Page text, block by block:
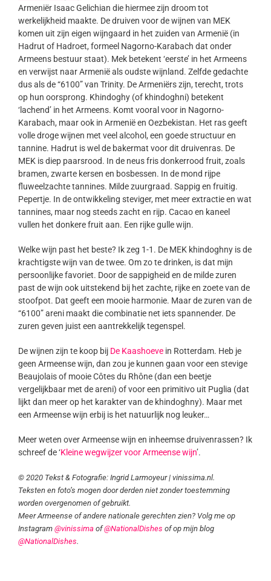
Armeniër Isaac Gelichian die hiermee zijn droom tot
werkelijkheid maakte. De druiven voor de wijnen van MEK
komen uit zijn eigen wijngaard in het zuiden van Armenië (in
Hadrut of Hadroet, formeel Nagorno-Karabach dat onder
Armeens bestuur staat). Mek betekent ‘eerste’ in het Armeens
en verwijst naar Armenië als oudste wijnland. Zelfde gedachte
dus als de “6100” van Trinity. De Armeniërs zijn, terecht, trots
op hun oorsprong. Khindoghy (of khindoghni) betekent
‘lachend’ in het Armeens. Komt vooral voor in Nagorno-
Karabach, maar ook in Armenië en Oezbekistan. Het ras geeft
volle droge wijnen met veel alcohol, een goede structuur en
tannine. Hadrut is wel de bakermat voor dit druivenras. De
MEK is diep paarsrood. In de neus fris donkerrood fruit, zoals
bramen, zwarte kersen en bosbessen. In de mond rijpe
fluweelzachte tannines. Milde zuurgraad. Sappig en fruitig.
Pepertje. In de ontwikkeling steviger, met meer extractie en wat
tannines, maar nog steeds zacht en rijp. Cacao en kaneel
vullen het donkere fruit aan. Een rijke gulle wijn.
Welke wijn past het beste? Ik zeg 1-1. De MEK khindoghny is de
krachtigste wijn van de twee. Om zo te drinken, is dat mijn
persoonlijke favoriet. Door de sappigheid en de milde zuren
past de wijn ook uitstekend bij het zachte, rijke en zoete van de
stoofpot. Dat geeft een mooie harmonie. Maar de zuren van de
“6100” areni maakt die combinatie net iets spannender. De
zuren geven juist een aantrekkelijk tegenspel.
De wijnen zijn te koop bij De Kaashoeve in Rotterdam. Heb je
geen Armeense wijn, dan zou je kunnen gaan voor een stevige
Beaujolais of mooie Côtes du Rhône (dan een beetje
vergelijkbaar met de areni) of voor een primitivo uit Puglia (dat
lijkt dan meer op het karakter van de khindoghny). Maar met
een Armeense wijn erbij is het natuurlijk nog leuker…
Meer weten over Armeense wijn en inheemse druivenrassen? Ik
schreef de ‘Kleine wegwijzer voor Armeense wijn’.
© 2020 Tekst & Fotografie: Ingrid Larmoyeur | vinissima.nl.
Teksten en foto’s mogen door derden niet zonder toestemming
worden overgenomen of gebruikt.
Meer Armeense of andere nationale gerechten zien? Volg me op
Instagram @vinissima of@NationalDishes of op mijn blog
@NationalDishes.